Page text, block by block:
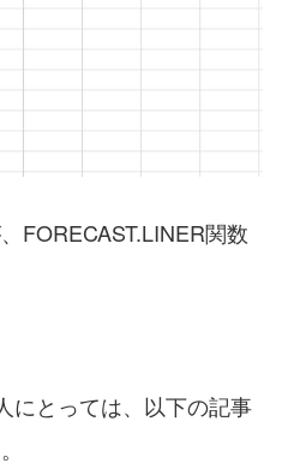
FORECAST.LINER関数
にとっては、以下の記事